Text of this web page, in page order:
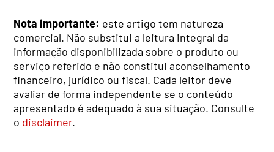
Nota importante: este artigo tem natureza
comercial. Não substitui a leitura integral da
informação disponibilizada sobre o produto ou
serviço referido e não constitui aconselhamento
financeiro, jurídico ou fiscal. Cada leitor deve
avaliar de forma independente se o conteúdo
apresentado é adequado à sua situação. Consulte
o disclaimer.